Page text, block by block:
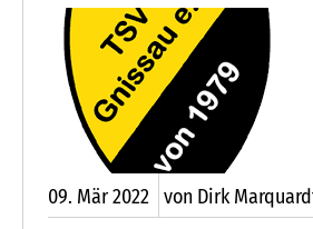
09. Mär2022 von Dirk